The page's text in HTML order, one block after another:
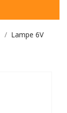
Lampe 6V